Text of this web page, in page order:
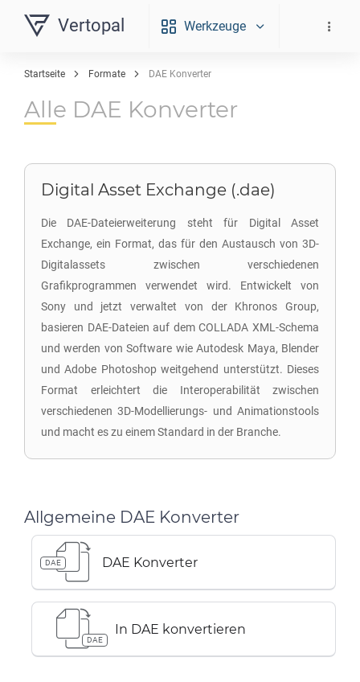
Vertopal Werkzeuge
Startseite Formate DAE Konverter
Alle DAE Konverter
Digital Asset Exchange (.dae)
Die DAE-Dateierweiterung steht für Digital Asset
Exchange, ein Format, das für den Austausch von 3D-
Digitalassets zwischen verschiedenen
Grafikprogrammen verwendet wird. Entwickelt von
Sony und jetzt verwaltet von der Khronos Group,
basieren DAE-Dateien auf dem COLLADA XML-Schema
und werden von Software wie Autodesk Maya, Blender
und Adobe Photoshop weitgehend unterstützt. Dieses
Format erleichtert die Interoperabilität zwischen
verschiedenen 3D-Modellierungs- und Animationstools
und macht es zu einem Standard in der Branche.
Allgemeine DAE Konverter
DAE DAE Konverter
DAE
In DAE konvertieren